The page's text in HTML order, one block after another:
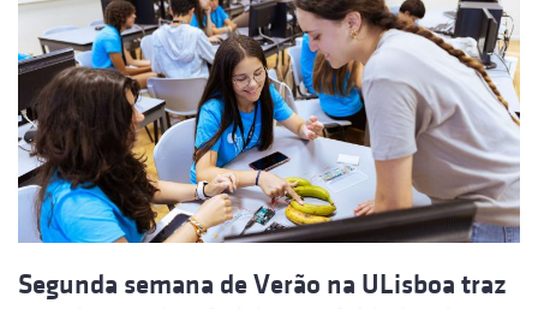
Segunda semana de Verão na ULisboa traz